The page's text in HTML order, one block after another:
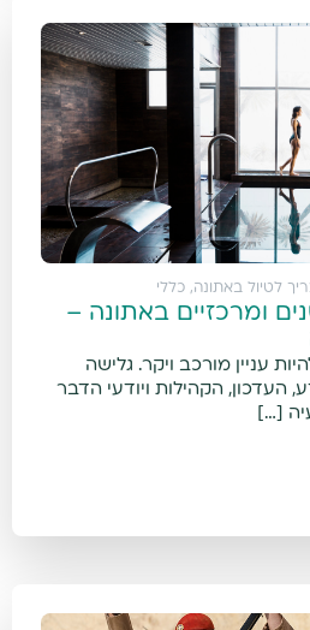
לטיול באתונה, כללי
ומרכזיים באתונה –
עניין מורכב ויקר. גלישה
העדכון, הקהילות ויודעי הדבר
[…]